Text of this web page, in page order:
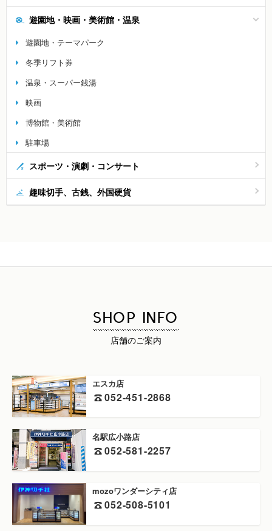
遊園地・映画・美術館・温泉
遊園地・テーマパーク
冬季リフト券
温泉・スーパー銭湯
映画
博物館・美術館
駐車場
スポーツ・演劇・コンサート
趣味切手、古銭、外国硬貨
SHOP INFO
店舗のご案内
エスカ店
052-451-2868
名駅広小路店
052-581-2257
mozoワンダーシティ店
052-508-5101